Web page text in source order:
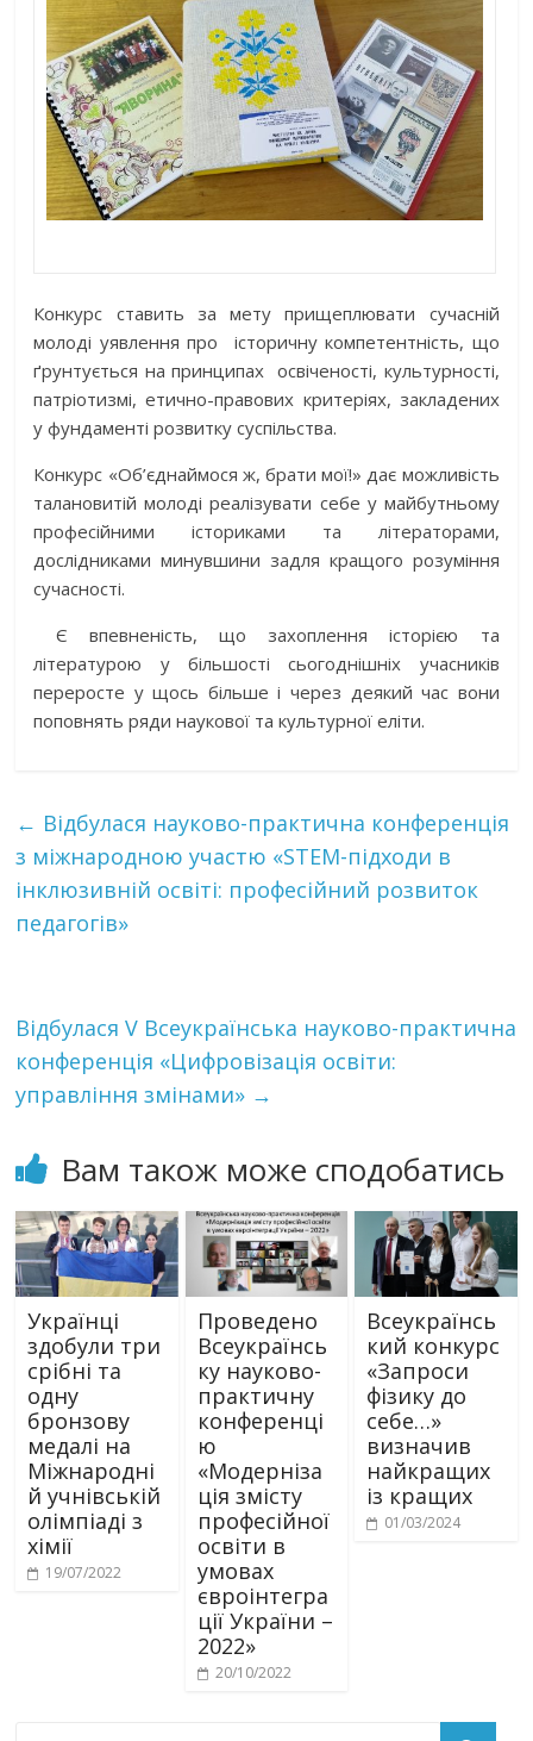
Конкурс ставить за мету прищеплювати сучасній
молоді уявлення про історичну компетентність, що
ґрунтується на принципах освіченості, культурності,
патріотизмі, етично-правових критеріях, закладених
у фундаменті розвитку суспільства.
Конкурс «Об’єднаймося ж, брати мої!» дає можливість
талановитій молоді реалізувати себе у майбутньому
професійними істориками та літераторами,
дослідниками минувшини задля кращого розуміння
сучасності.
Є впевненість, що захоплення історією та
літературою у більшості сьогоднішніх учасників
переросте у щось більше і через деякий час вони
поповнять ряди наукової та культурної еліти.
← Відбулася науково-практична конференція
з міжнародною участю «STEM-підходи в
інклюзивній освіті: професійний розвиток
педагогів»
Відбулася V Всеукраїнська науково-практична
конференція «Цифровізація освіти:
управління змінами» →
Вам також може сподобатись
Українці
здобули три
срібні та
одну
бронзову
медалі на
Міжнародні
й учнівській
олімпіаді з
хімії
19/07/2022
Проведено
Всеукраїнсь
ку науково-
практичну
конференці
ю
«Модерніза
ція змісту
професійної
освіти в
умовах
євроінтегра
ції України –
2022»
20/10/2022
Всеукраїнсь
кий конкурс
«Запроси
фізику до
себе…»
визначив
найкращих
із кращих
01/03/2024